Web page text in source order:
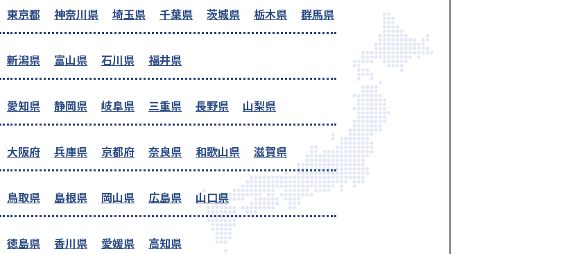
東京都 神奈川県 埼玉県 千葉県 茨城県 栃木県 群馬県
新潟県 富山県 石川県 福井県
愛知県 静岡県 岐阜県 三重県 長野県 山梨県
大阪府 兵庫県 京都府 奈良県 和歌山県 滋賀県
鳥取県 島根県 岡山県 広島県 山口県
徳島県 香川県 愛媛県 高知県